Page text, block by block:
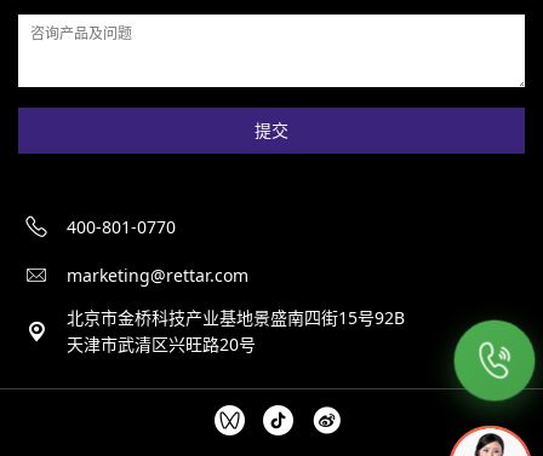
提交
400-801-0770
marketing@rettar.com
北京市金桥科技产业基地景盛南四街15号92B
天津市武清区兴旺路20号